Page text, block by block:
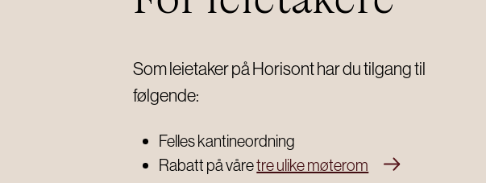
FOR BEDRIFTER
Seminarer og arrangementer
Som leietaker på Horisont har du tilgang til
følgende:
Felles kantineordning
Rabatt på våretre ulike møterom